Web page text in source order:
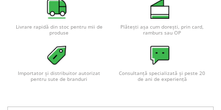
Livrare rapidă din stoc pentru mii de
produse
Plătești așa cum dorești, prin card,
ramburs sau OP
Importator și distribuitor autorizat
pentru sute de branduri
Consultanță specializată și peste 20
de ani de experiență